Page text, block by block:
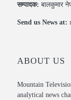
सम्पादक: बालकुमार
Send us News at:
ABOUT US
Mountain
analytical news